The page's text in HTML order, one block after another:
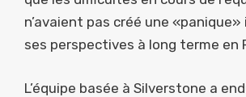
n’avaient pas créé une
ses perspectives à long terme en
L’équipe basée à Silverstone a